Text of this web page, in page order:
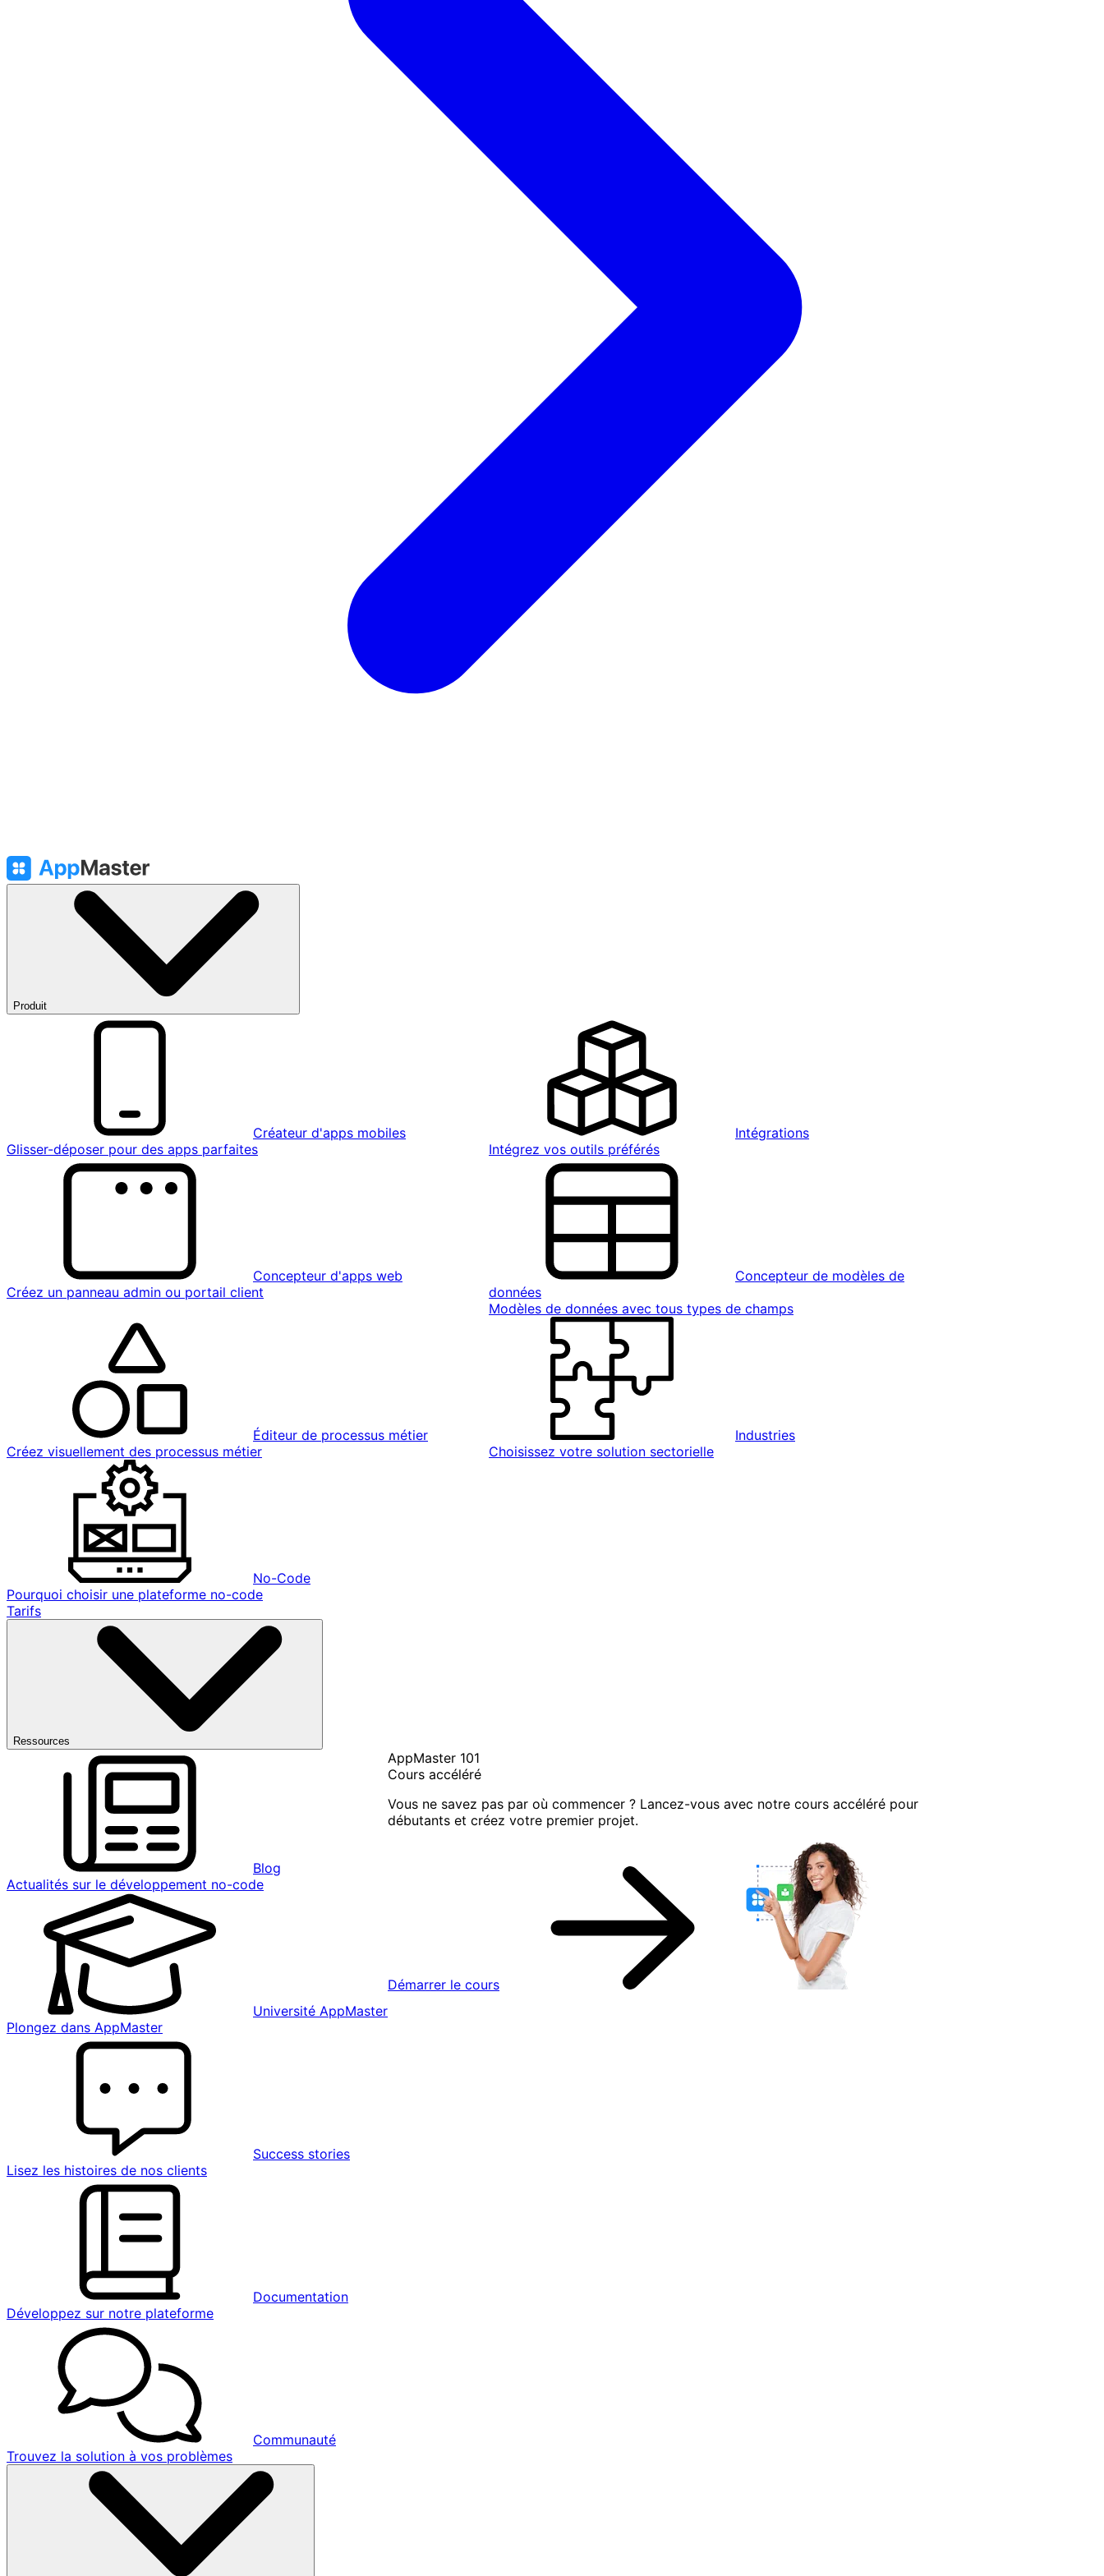
Produit
Créateur d'apps mobiles
Glisser-déposer pour des apps parfaites
Intégrations
Intégrez vos outils préférés
Concepteur d'apps web
Créez un panneau admin ou portail client
Concepteur de modèles de
données
Modèles de données avec tous types de champs
Éditeur de processus métier
Créez visuellement des processus métier
Industries
Choisissez votre solution sectorielle
No-Code
Pourquoi choisir une plateforme no-code
Tarifs
Ressources
Blog
Actualités sur le développement no-code
Université AppMaster
Plongez dans AppMaster
Success stories
Lisez les histoires de nos clients
Documentation
Développez sur notre plateforme
Communauté
Trouvez la solution à vos problèmes
AppMaster 101
Cours accéléré
Vous ne savez pas par où commencer ? Lancez-vous avec notre cours accéléré pour
débutants et créez votre premier projet.
Démarrer le cours